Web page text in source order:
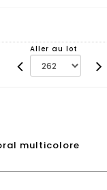
Aller au lot
multicolore